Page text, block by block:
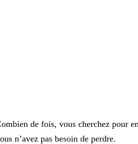
de fois, vous cherchez pour
n’avez pas besoin de perdre.